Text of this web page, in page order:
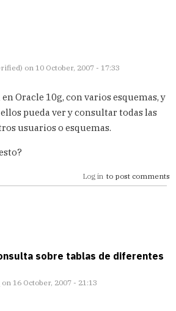
on 10 October, 2007 - 17:33
Oracle 10g, con varios esquemas, y
pueda ver y consultar todas las
usuarios o esquemas.
Log in to post comments
sobre tablas de diferentes
on 16 October, 2007 - 21:13